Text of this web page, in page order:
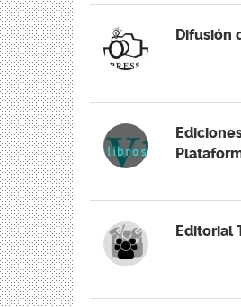
Difusión
Editorial